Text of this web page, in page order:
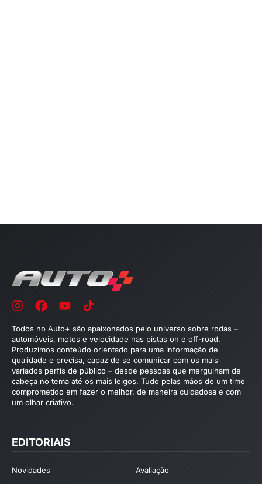
Todos no Auto+ são apaixonados pelo universo sobre rodas –
automóveis, motos e velocidade nas pistas on e off-road.
Produzimos conteúdo orientado para uma informação de
qualidade e precisa, capaz de se comunicar com os mais
variados perfis de público – desde pessoas que mergulham de
cabeça no tema até os mais leigos. Tudo pelas mãos de um time
comprometido em fazer o melhor, de maneira cuidadosa e com
um olhar criativo.
EDITORIAIS
Novidades
Avaliação